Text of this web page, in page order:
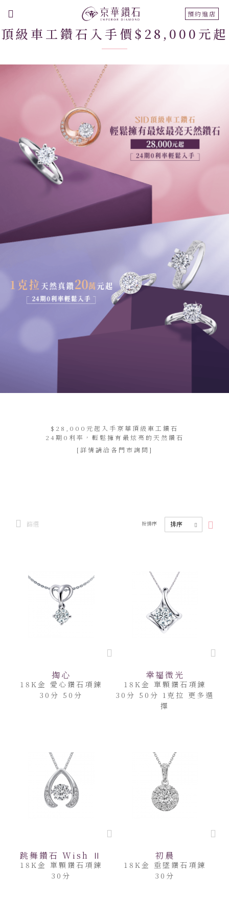
換
導
預約進店
頂級車工鑽石入手價$28,000元起
$28,000元起入手京華頂級車工鑽石
24期0利率，輕鬆擁有最炫亮的天然鑽石
[詳情請洽各門市詢問]
篩選 按排序
掏心
18K金 愛心鑽石項鍊
30分 50分
幸福微光
18K金 單顆鑽石項鍊
30分 50分 1克拉 更多選
擇
跳舞鑽石 Wish Ⅱ
18K金 單顆鑽石項鍊
30分
初晨
18K金 垂墜鑽石項鍊
30分